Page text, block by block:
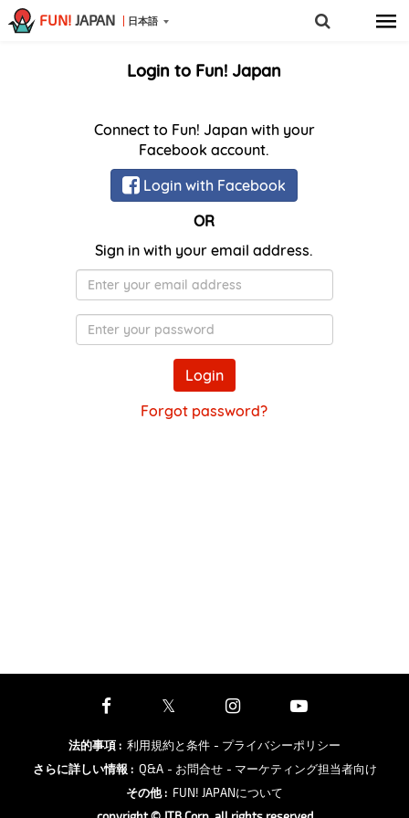
FUN! JAPAN 日本語
Login to Fun! Japan
Connect to Fun! Japan with your
Facebook account.
Login with Facebook
OR
Sign in with your email address.
メ
ー
ル
ア
ド
レ
Password
Login
Forgot password?
法的事項: 利用規約と条件 - プライバシーポリシー
さらに詳しい情報 : Q&A - お問合せ - マーケティング担当者向け
その他: FUN! JAPANについて